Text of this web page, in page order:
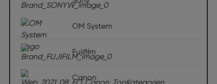
OM System
Fujifilm
Canon